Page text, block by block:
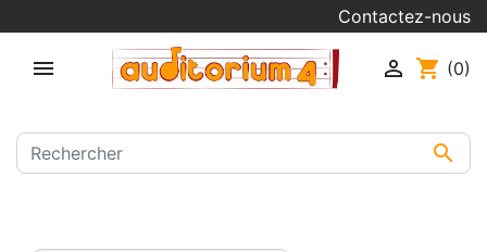
Contactez-nous


 shopping_cart (0)